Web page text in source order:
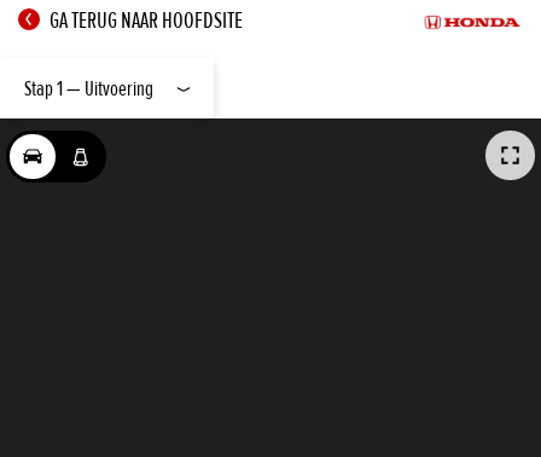
GA TERUG NAAR HOOFDSITE
Stap 1 — Uitvoering